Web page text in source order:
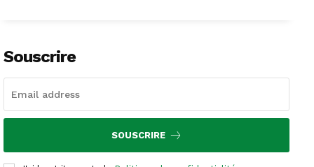
Souscrire
SOUSCRIRE